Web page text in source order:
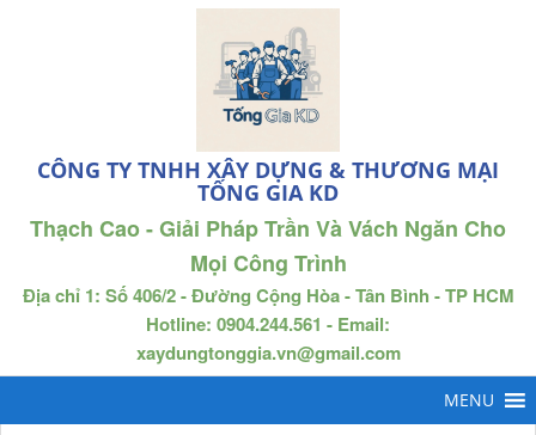
CÔNG TY TNHH XÂY DỰNG & THƯƠNG MẠI
TỐNG GIA KD
Thạch Cao - Giải Pháp Trần Và Vách Ngăn Cho
Mọi Công Trình
Địa chỉ 1: Số 406/2 - Đường Cộng Hòa - Tân Bình - TP HCM
Hotline: 0904.244.561 - Email:
xaydungtonggia.vn@gmail.com